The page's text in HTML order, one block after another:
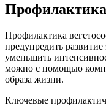
Профилактика
предупредить
уменьшить
можно с помощью
образа жизни.
Ключевые